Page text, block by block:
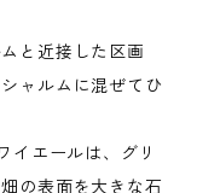
と近接した区画
ャルムに混ぜてひ
イエールは、グリ
の表面を大きな石